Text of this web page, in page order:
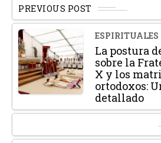
PREVIOUS POST
ESPIRITUALES
La postura
sobre la
X y los
ortodoxos:
detallado